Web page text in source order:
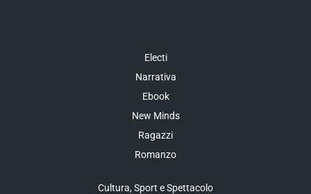
Electi
Narrativa
Ebook
New Minds
Ragazzi
Romanzo
Cultura, Sport e Spettacolo